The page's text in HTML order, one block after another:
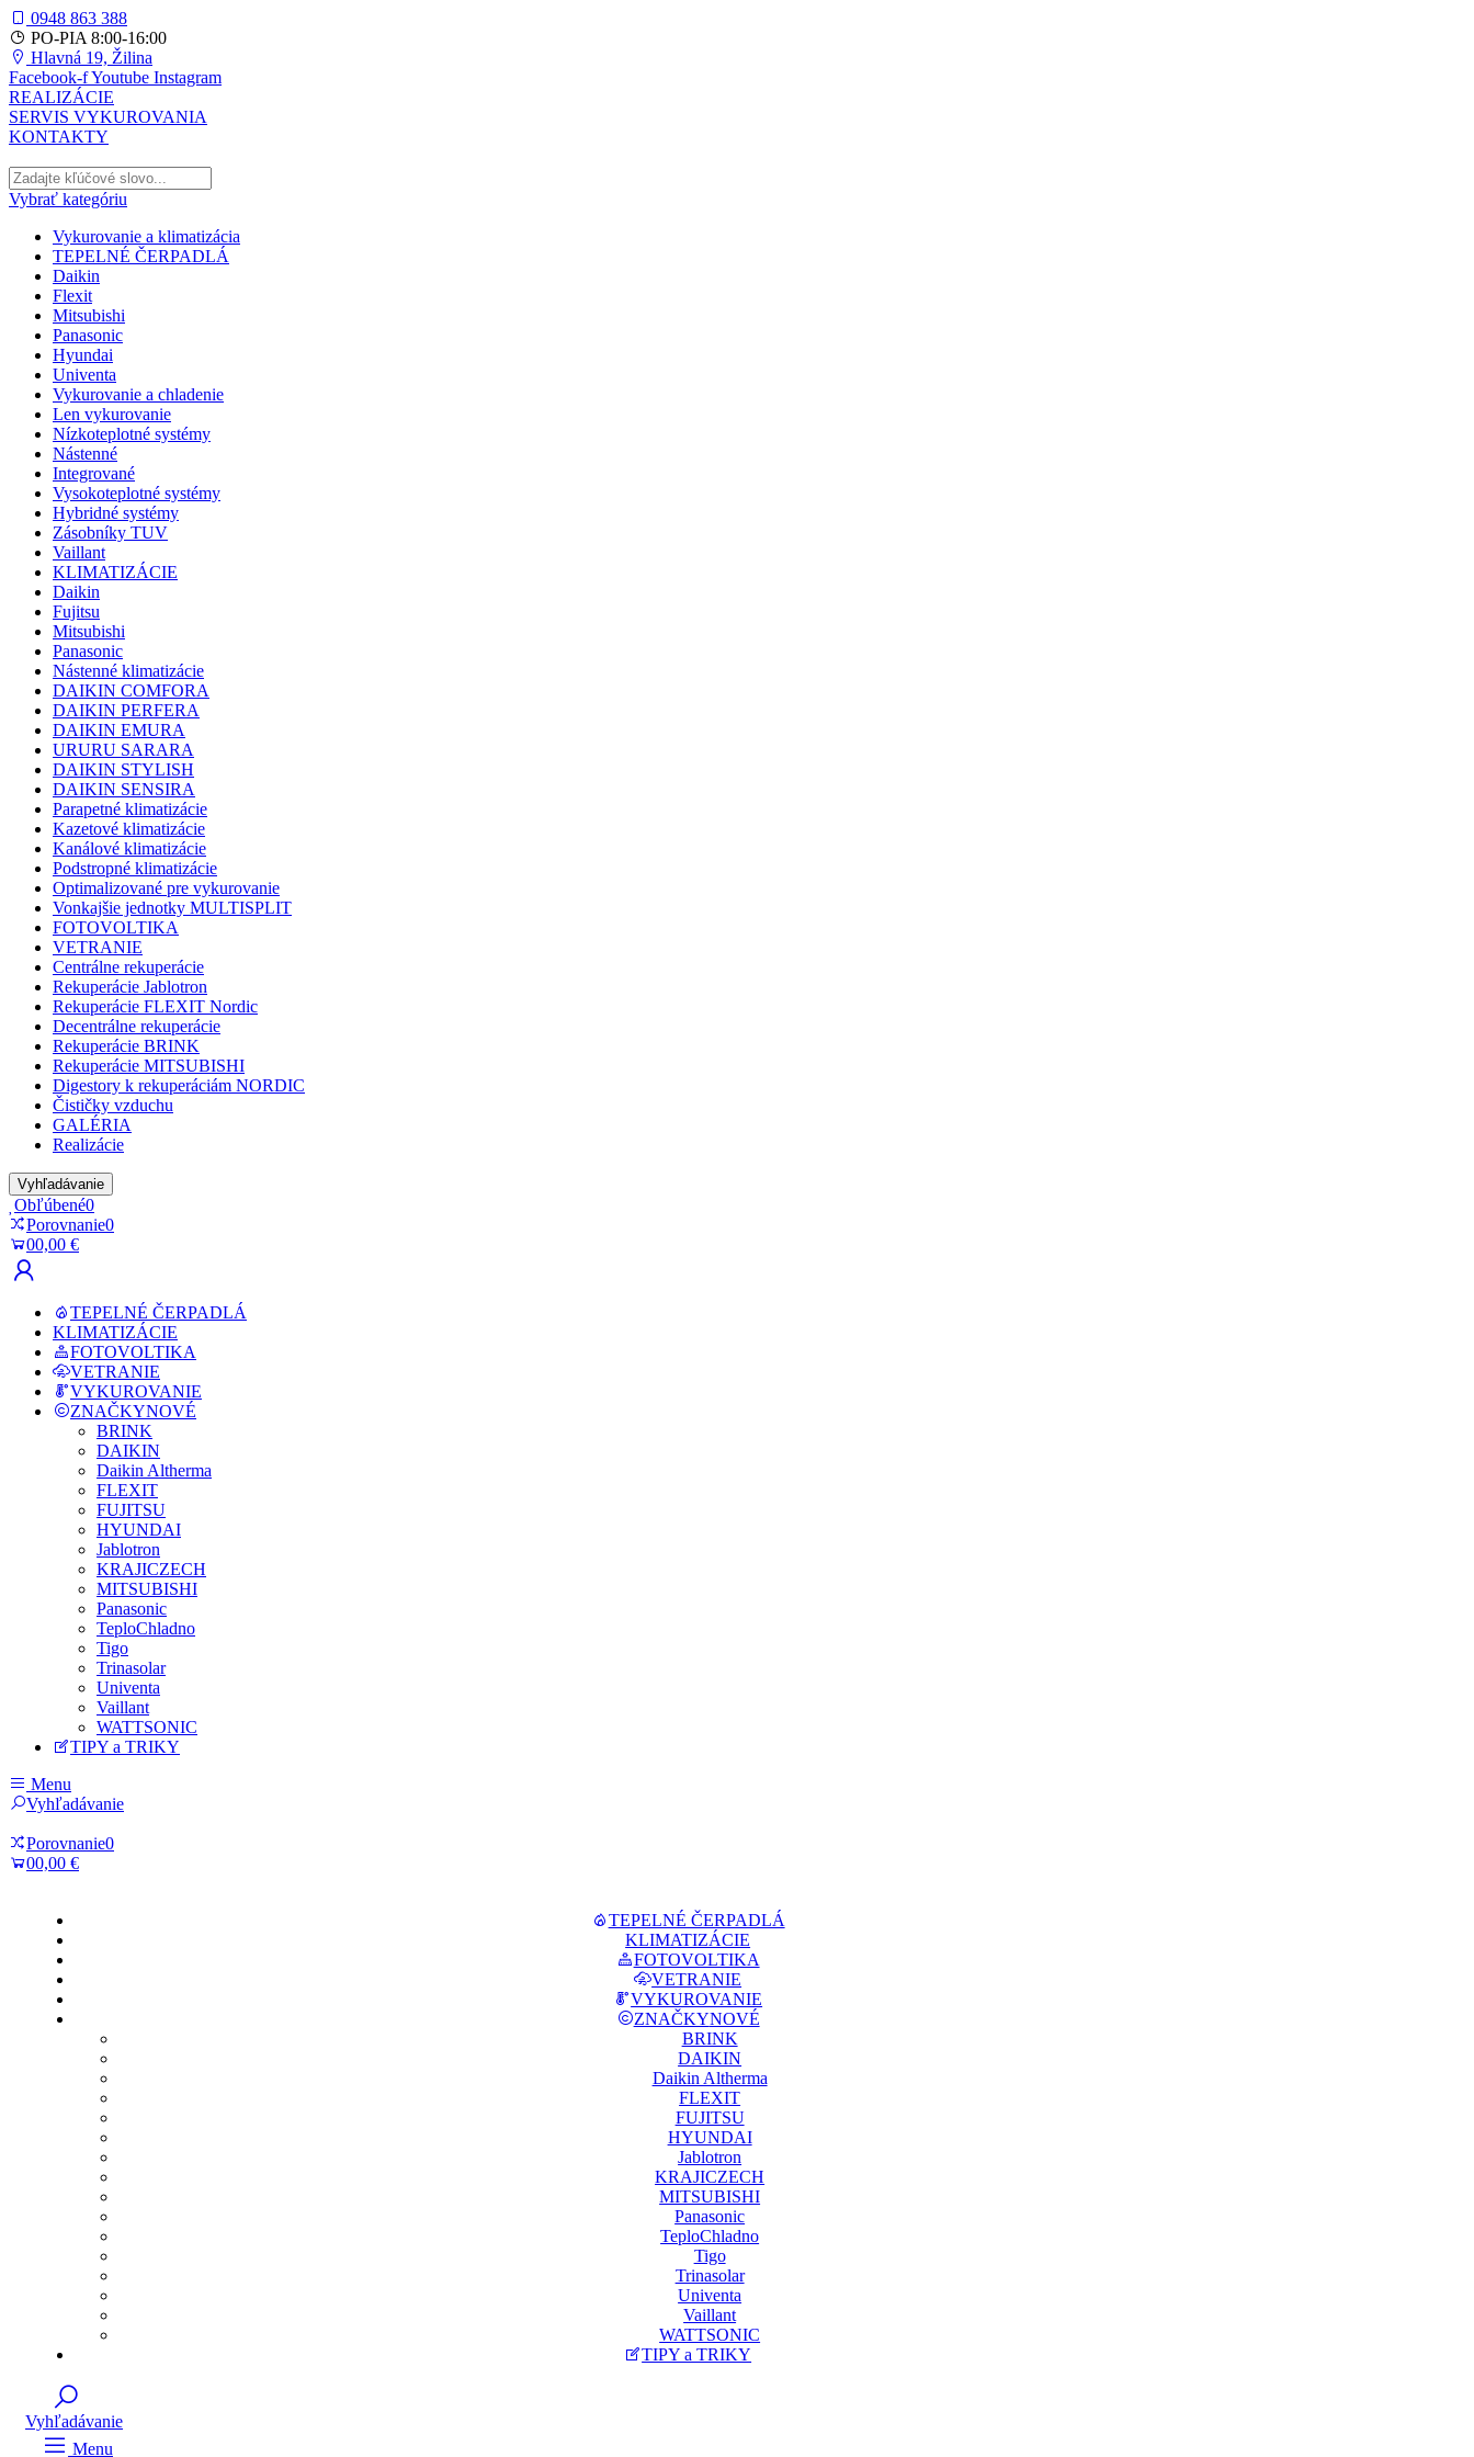
0948 863 388
PO-PIA 8:00-16:00
Hlavná 19, Žilina
Facebook-fYoutube Instagram
REALIZÁCIE
SERVIS VYKUROVANIA
KONTAKTY
Vybrať kategóriu
Vykurovanie a klimatizácia
TEPELNÉ ČERPADLÁ
Daikin
Flexit
Mitsubishi
Panasonic
Hyundai
Univenta
Vykurovanie a chladenie
Len vykurovanie
Nízkoteplotné systémy
Nástenné
Integrované
Vysokoteplotné systémy
Hybridné systémy
Zásobníky TUV
Vaillant
KLIMATIZÁCIE
Daikin
Fujitsu
Mitsubishi
Panasonic
Nástenné klimatizácie
DAIKIN COMFORA
DAIKIN PERFERA
DAIKIN EMURA
URURU SARARA
DAIKIN STYLISH
DAIKIN SENSIRA
Parapetné klimatizácie
Kazetové klimatizácie
Kanálové klimatizácie
Podstropné klimatizácie
Optimalizované pre vykurovanie
Vonkajšie jednotky MULTISPLIT
FOTOVOLTIKA
VETRANIE
Centrálne rekuperácie
Rekuperácie Jablotron
Rekuperácie FLEXIT Nordic
Decentrálne rekuperácie
Rekuperácie BRINK
Rekuperácie MITSUBISHI
Digestory k rekuperáciám NORDIC
Čističky vzduchu
GALÉRIA
Realizácie
Vyhľadávanie
Obľúbené0
Porovnanie0
00,00 €
TEPELNÉ ČERPADLÁ
KLIMATIZÁCIE
FOTOVOLTIKA
VETRANIE
VYKUROVANIE
ZNAČKYNOVÉ
BRINK
DAIKIN
Daikin Altherma
FLEXIT
FUJITSU
HYUNDAI
Jablotron
KRAJICZECH
MITSUBISHI
Panasonic
TeploChladno
Tigo
Trinasolar
Univenta
Vaillant
WATTSONIC
TIPY a TRIKY
Menu
Vyhľadávanie
Porovnanie0
00,00 €
TEPELNÉ ČERPADLÁ
KLIMATIZÁCIE
FOTOVOLTIKA
VETRANIE
VYKUROVANIE
ZNAČKYNOVÉ
BRINK
DAIKIN
Daikin Altherma
FLEXIT
FUJITSU
HYUNDAI
Jablotron
KRAJICZECH
MITSUBISHI
Panasonic
TeploChladno
Tigo
Trinasolar
Univenta
Vaillant
WATTSONIC
TIPY a TRIKY
Vyhľadávanie
Menu